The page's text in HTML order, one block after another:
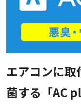
エアコンに取
菌する「AC